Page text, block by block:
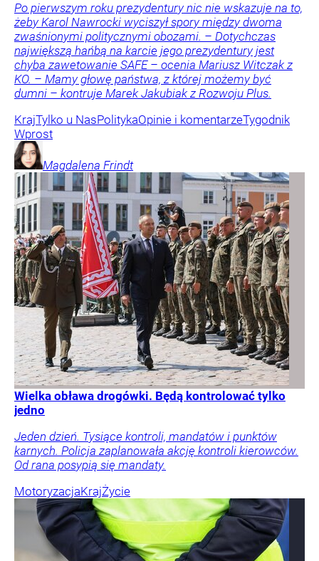
Po pierwszym roku prezydentury nic nie wskazuje na to,
żeby Karol Nawrocki wyciszył spory między dwoma
zwaśnionymi politycznymi obozami. – Dotychczas
największą hańbą na karcie jego prezydentury jest
chyba zawetowanie SAFE – ocenia Mariusz Witczak z
KO. – Mamy głowę państwa, z której możemy być
dumni – kontruje Marek Jakubiak z Rozwoju Plus.
KrajTylko u NasPolitykaOpinie i komentarzeTygodnik
Wprost
Magdalena Frindt
Wielka obława drogówki. Będą kontrolować tylko
jedno
Jeden dzień. Tysiące kontroli, mandatów i punktów
karnych. Policja zaplanowała akcję kontroli kierowców.
Od rana posypią się mandaty.
MotoryzacjaKrajŻycie